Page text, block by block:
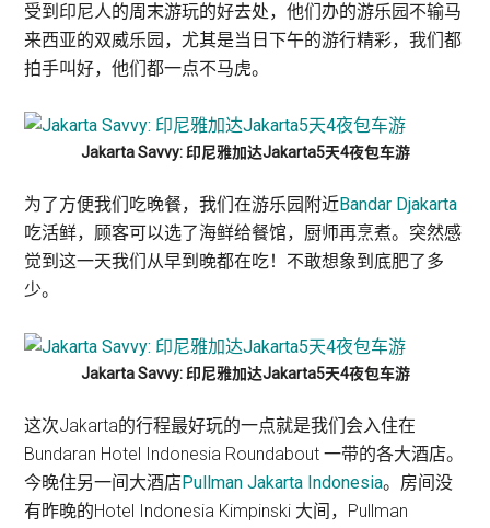
受到印尼人的周末游玩的好去处，他们办的游乐园不输马
来西亚的双威乐园，尤其是当日下午的游行精彩，我们都
拍手叫好，他们都一点不马虎。
Jakarta Savvy: 印尼雅加达Jakarta5天4夜包车游
为了方便我们吃晚餐，我们在游乐园附近Bandar Djakarta
吃活鲜，顾客可以选了海鲜给餐馆，厨师再烹煮。突然感
觉到这一天我们从早到晚都在吃！不敢想象到底肥了多
少。
Jakarta Savvy: 印尼雅加达Jakarta5天4夜包车游
这次Jakarta的行程最好玩的一点就是我们会入住在
Bundaran Hotel Indonesia Roundabout 一带的各大酒店。
今晚住另一间大酒店Pullman Jakarta Indonesia。房间没
有昨晚的Hotel Indonesia Kimpinski 大间，Pullman